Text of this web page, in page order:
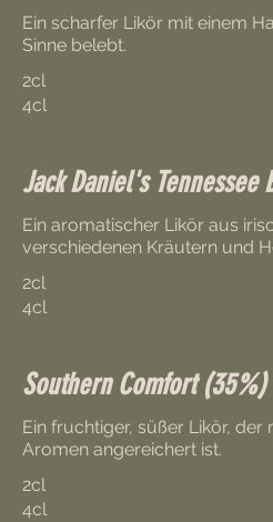
Ein scharfer Likör mit einem
Sinne belebt.
2cl
4cl
Jack Daniel's
Ein aromatischer Likör aus
verschiedenen Kräutern und
2cl
4cl
Southern Comfort (35%)
Ein fruchtiger, süßer Likör, der
Aromen angereichert ist.
2cl
4cl